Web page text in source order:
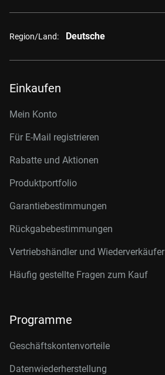
Region/Land: Deutsche
Einkaufen
Mein Konto
Für E-Mail registrieren
Rabatte und Aktionen
Produktportfolio
Garantiebestimmungen
Rückgabebestimmungen
Vertriebshändler und Wiederverkäufer
Häufig gestellte Fragen zum Kauf
Programme
Geschäftskontenvorteile
Datenwiederherstellung